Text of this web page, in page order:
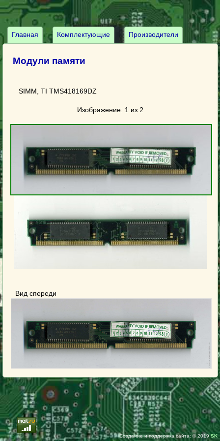
Главная Комплектующие Производители
Модули памяти
SIMM, TI TMS418169DZ
Изображение: 1 из 2
Вид спереди
Создание и поддержка сайта: © 2019SK